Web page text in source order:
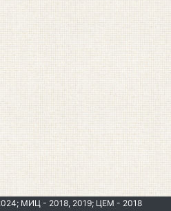
МИЦ - 2018, 2019; ЦЕМ - 2018